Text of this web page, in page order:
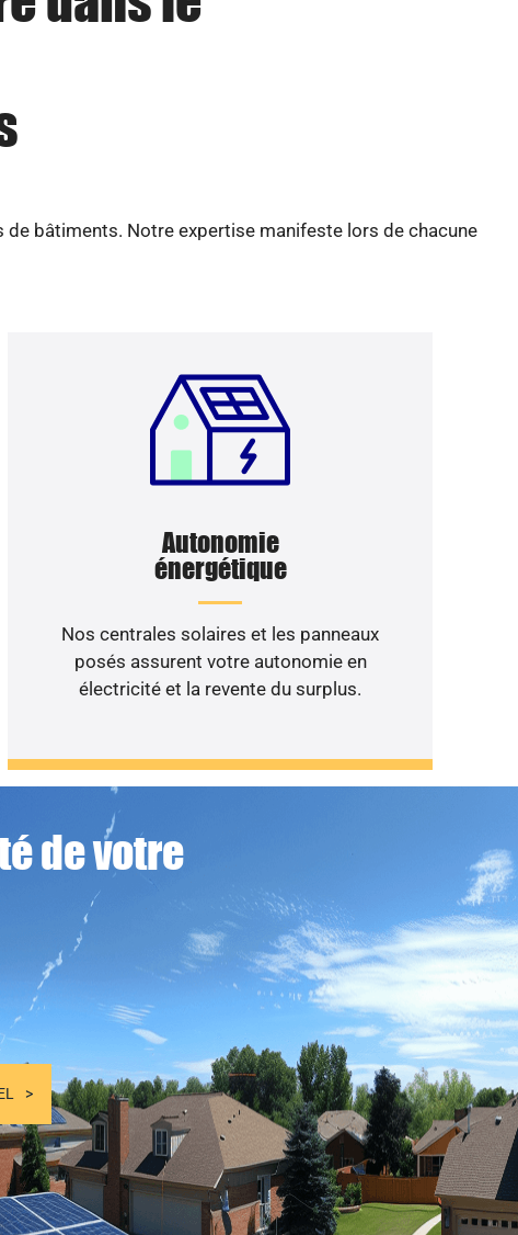
bâtiments. Notre expertise manifeste lors de chacune
Autonomie
énergétique
Nos centrales solaires et les panneaux
posés assurent votre autonomie en
électricité et la revente du surplus.
de votre